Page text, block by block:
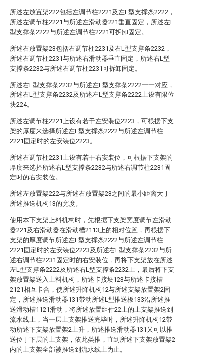
所述左放置架222包括左调节柱2221及左L型支撑条2222，
所述左调节柱2221与所述左滑动器221垂直固定，所述左L
型支撑条2222与所述左调节柱2221可拆卸固定。
所述右放置架23包括右调节柱2231及右L型支撑条2232，
所述右调节柱2231与所述右滑动器垂直固定，所述右L型
支撑条2232与所述右调节柱2231可拆卸固定。
所述右L型支撑条2232与所述左L型支撑条2222一一对应，
所述右L型支撑条2232及所述左L型支撑条2222上设有限位
块224。
所述左调节柱2221上设有若干左安装位2223，可根据下支
架的厚度来选择所述左L型支撑条2222与所述左调节柱
2221固定时的左安装位2223。
所述右调节柱2231上设有若干右安装位，可根据下支架的
厚度来选择所述右L型支撑条2232与所述右调节柱2231固
定时的右安装位。
所述左放置架222与所述右放置架23之间的最小距离大于
所述推送机构13的宽度。
使用本下支架上料机构时，先根据下支架宽度调节左滑动
器221及右滑动器在滑动槽2113上的相对位置，再根据下
支架的厚度调节所述左L型支撑条2222与所述左调节柱
2221固定时的左安装位2223及所述右L型支撑条2232与所
述右调节柱2231固定时的右安装位，再将下支架放在所述
左L型支撑条2222及所述右L型支撑条2232上，最后将下支
架放置架送入上料机构，所述卡接块123与所述卡接槽
2121相互卡合，使所述升降机构12与所述支架放置架2固
定，所述推送滑动器131带动所述L型推送板133沿所述推
送滑动槽1121滑动，将所述放置组件22上的上支架推送到
流水线上，当一层上支架推送完毕时，所述升降机构12带
动所述下支架放置架2上升，所述推送滑动器131又可以推
送位于下层的上支架，依此类推，直到所述下支架放置架2
内的上支架全部被推送到流水线上为止。